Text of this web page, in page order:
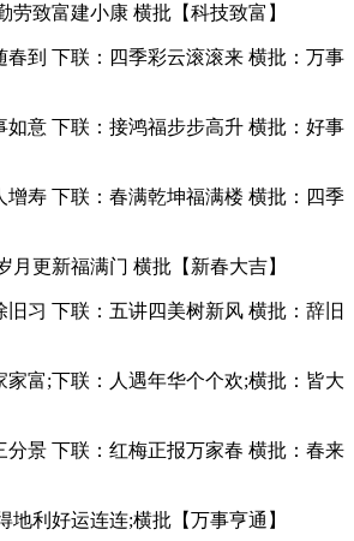
劳致富建小康 横批【科技致富】
春到 下联：四季彩云滚滚来 横批：万事
如意 下联：接鸿福步步高升 横批：好事
增寿 下联：春满乾坤福满楼 横批：四季
月更新福满门 横批【新春大吉】
旧习 下联：五讲四美树新风 横批：辞旧
家富;下联：人遇年华个个欢;横批：皆大
分景 下联：红梅正报万家春 横批：春来
地利好运连连;横批【万事亨通】